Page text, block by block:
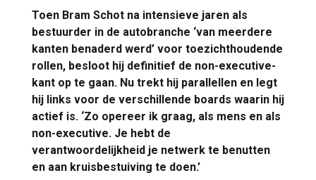
Toen Bram Schot na intensieve jaren als
bestuurder in de autobranche ‘van meerdere
kanten benaderd werd’ voor toezichthoudende
rollen, besloot hij definitief de non-executive-
kant op te gaan. Nu trekt hij parallellen en legt
hij links voor de verschillende boards waarin hij
actief is. ‘Zo opereer ik graag, als mens en als
non-executive. Je hebt de
verantwoordelijkheid je netwerk te benutten
en aan kruisbestuiving te doen.’